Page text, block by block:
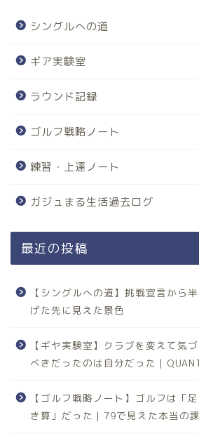
シングルへの道
ギア実験室
ラウンド記録
ゴルフ戦略ノート
練習・上達ノート
ガジュまる生活過去ログ
最近の投稿
【シングルへの道】挑戦宣言から
げた先に見えた景色
【ギヤ実験室】クラブを変えて気
べきだったのは自分だった｜
【ゴルフ戦略ノート】ゴルフは「
き算」だった｜79で見えた本当の